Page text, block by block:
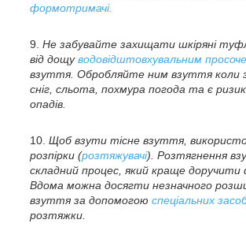
формотримачі.
Не забувайте захищати шкіряні
від дощуводовідштовхувальним
взуття. Обробляйте ним взуття коли
сніг, сльота, похмура погода та є
опадів.
Щоб взути тісне взуття,
розпірки (розтяжувачі). Розтягнення
складний процес, який краще доручити
Вдома можна досягти незначного
взуття за допомогою спеціальних
розтяжки.